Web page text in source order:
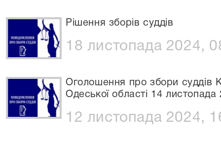
Рішення зборів суддів
18 листопада 2024,
Оголошення про збори суддів
Одеської області 14 листопада
12 листопада 2024,